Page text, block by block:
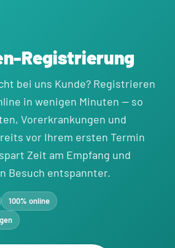
Registrierung
bei uns Kunde? Registrieren
in wenigen Minuten — so
Vorerkrankungen und
vor Ihrem ersten Termin
Zeit am Empfang und
Besuch entspannter.
100% online